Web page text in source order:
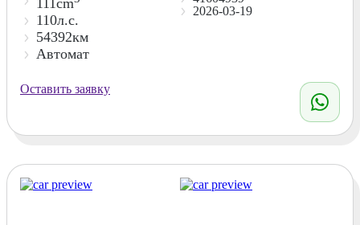
110л.с.
54392км
Автомат
2026-03-19
Оставить заявку